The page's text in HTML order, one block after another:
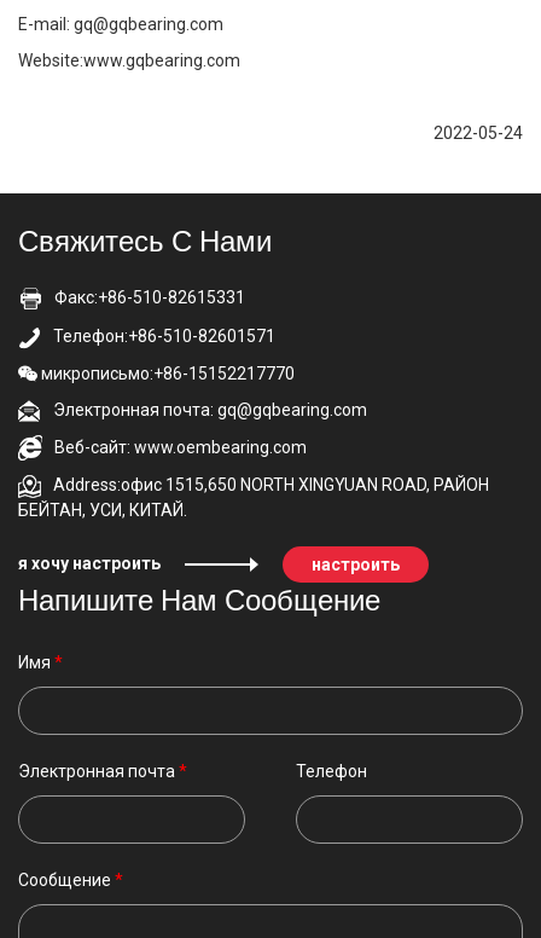
E-mail: gq@gqbearing.com
Website:www.gqbearing.com
2022-05-24
Свяжитесь С Нами
Факс:+86-510-82615331
Телефон:+86-510-82601571
микрописьмо:+86-15152217770
Электронная почта: gq@gqbearing.com
Веб-сайт: www.oembearing.com
Address:офис 1515,650 NORTH XINGYUAN ROAD, РАЙОН
БЕЙТАН, УСИ, КИТАЙ.
я хочу настроить настроить
Напишите Нам Сообщение
Имя *
Электронная почта* Телефон
Сообщение *